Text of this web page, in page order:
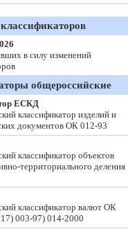
в силу изменений
общероссийские
ЕСКД
классификатор изделий и
документов ОК 012-93
классификатор объектов
территориального деления
классификатор валют ОК
003-97) 014-2000